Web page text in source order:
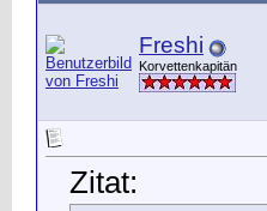
Freshi
Korvettenkapitän
Zitat: